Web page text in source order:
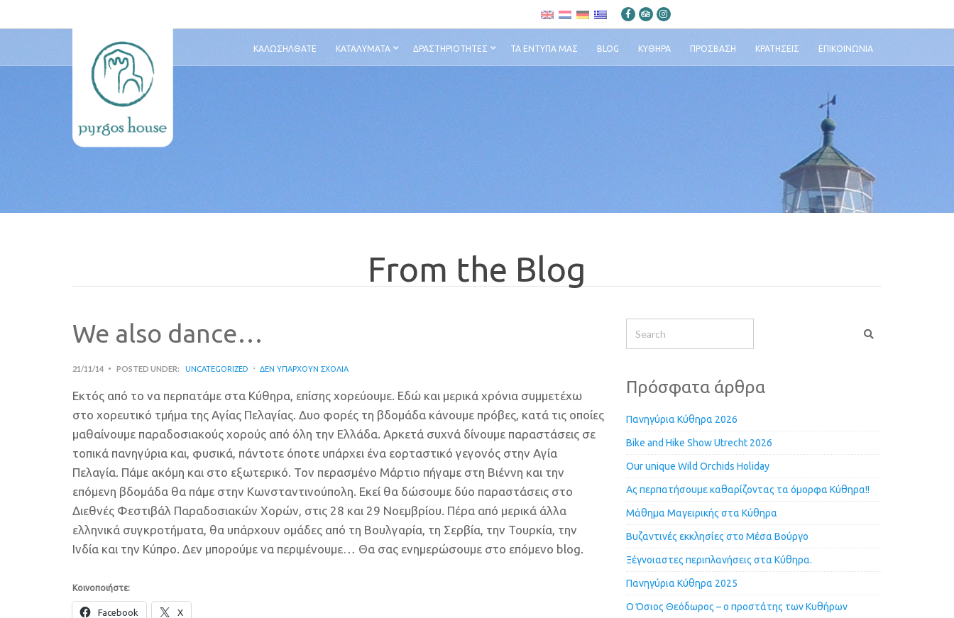
ΚΑΛΩΣΉΛΘΑΤΕ ΚΑΤΑΛΎΜΑΤΑ ΔΡΑΣΤΗΡΙΌΤΗΤΕΣ ΤΑ ΈΝΤΥΠΆ ΜΑΣ BLOG ΚΎΘΗΡΑ ΠΡΌΣΒΑΣΗ ΚΡΑΤΉΣΕΙΣ ΕΠΙΚΟΙΝΩΝΊΑ
From the Blog
We also dance…
21/11/14 POSTED UNDER: UNCATEGORIZED ΔΕΝ ΥΠΆΡΧΟΥΝ ΣΧΌΛΙΑ
Εκτός από το να περπατάμε στα Κύθηρα, επίσης χορεύουμε. Εδώ και μερικά χρόνια συμμετέχω
στο χορευτικό τμήμα της Αγίας Πελαγίας. Δυο φορές τη βδομάδα κάνουμε πρόβες, κατά τις οποίες
μαθαίνουμε παραδοσιακούς χορούς από όλη την Ελλάδα. Αρκετά συχνά δίνουμε παραστάσεις σε
τοπικά πανηγύρια και, φυσικά, πάντοτε όποτε υπάρχει ένα εορταστικό γεγονός στην Αγία
Πελαγία. Πάμε ακόμη και στο εξωτερικό. Τον περασμένο Μάρτιο πήγαμε στη Βιέννη και την
επόμενη βδομάδα θα πάμε στην Κωνσταντινούπολη. Εκεί θα δώσουμε δύο παραστάσεις στο
Διεθνές Φεστιβάλ Παραδοσιακών Χορών, στις 28 και 29 Νοεμβρίου. Πέρα από μερικά άλλα
ελληνικά συγκροτήματα, θα υπάρχουν ομάδες από τη Βουλγαρία, τη Σερβία, την Τουρκία, την
Ινδία και την Κύπρο. Δεν μπορούμε να περιμένουμε… Θα σας ενημερώσουμε στο επόμενο blog.
Κοινοποιήστε:
Facebook X
Πρόσφατα άρθρα
Πανηγύρια Κύθηρα 2026
Bike and Hike Show Utrecht 2026
Our unique Wild Orchids Holiday
Ας περπατήσουμε καθαρίζοντας τα όμορφα Κύθηρα!!
Μάθημα Μαγειρικής στα Κύθηρα
Βυζαντινές εκκλησίες στο Μέσα Βούργο
Ξέγνοιαστες περιπλανήσεις στα Κύθηρα.
Πανηγύρια Κύθηρα 2025
Ο Όσιος Θεόδωρος – ο προστάτης των Κυθήρων